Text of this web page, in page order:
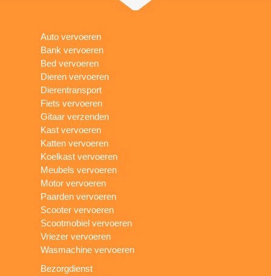
Auto vervoeren
Bank vervoeren
Bed vervoeren
Dieren vervoeren
Dierentransport
Fiets vervoeren
Gitaar verzenden
Kast vervoeren
Katten vervoeren
Koelkast vervoeren
Meubels vervoeren
Motor vervoeren
Paarden vervoeren
Scooter vervoeren
Scootmobiel vervoeren
Vriezer vervoeren
Wasmachine vervoeren
Bezorgdienst